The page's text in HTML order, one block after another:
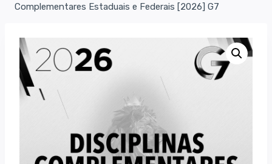
Complementares Estaduais e Federais [2026] G7